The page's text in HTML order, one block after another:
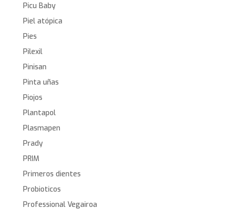
Picu Baby
Piel atópica
Pies
Pilexil
Pinisan
Pinta uñas
Piojos
Plantapol
Plasmapen
Prady
PRIM
Primeros dientes
Probioticos
Professional Vegairoa